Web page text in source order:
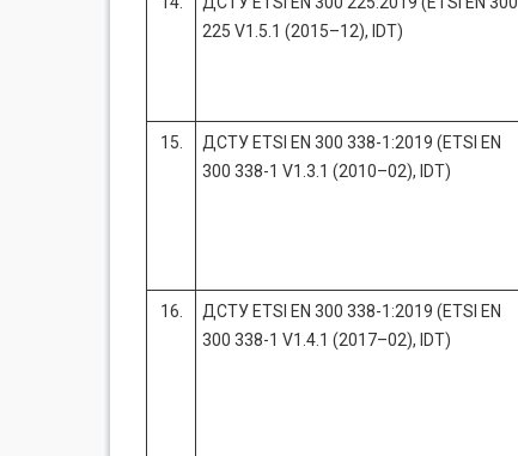
225 V1.5.1 (2015–12), IDT)
15.
ДСТУ ETSI EN 300 338-1:2019 (ETSI EN
300 338-1 V1.3.1 (2010–02), IDT)
16.
ДСТУ ETSI EN 300 338-1:2019 (ETSI EN
300 338-1 V1.4.1 (2017–02), IDT)